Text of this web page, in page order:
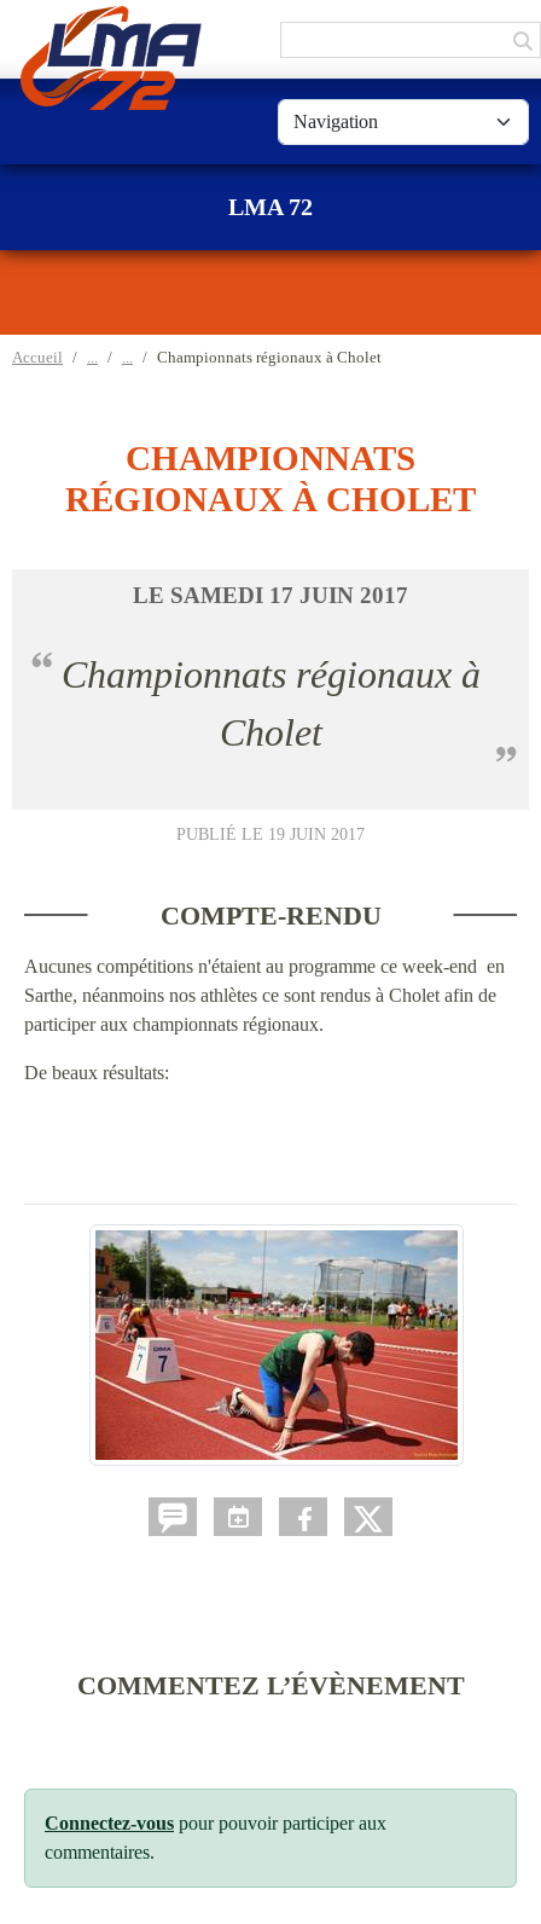
LMA 72
Accueil Championnats régionaux à Cholet
CHAMPIONNATS
RÉGIONAUX À CHOLET
LE SAMEDI 17 JUIN 2017
Championnats régionaux à
Cholet
PUBLIÉ LE 19 JUIN 2017
COMPTE-RENDU
Aucunes compétitions n'étaient au programme ce week-end en
Sarthe, néanmoins nos athlètes ce sont rendus à Cholet afin de
participer aux championnats régionaux.
De beaux résultats:
COMMENTEZ L’ÉVÈNEMENT
Connectez-vous pour pouvoir participer aux
commentaires.
Panneau de gestion des cookies